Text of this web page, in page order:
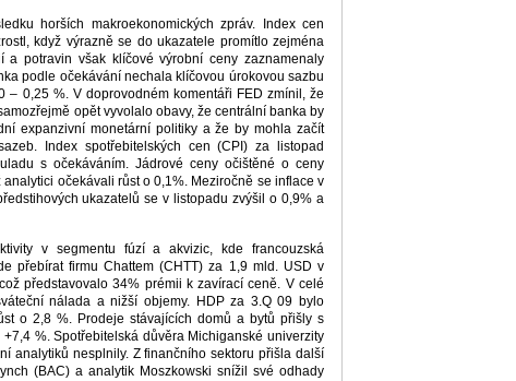
horších makroekonomických zpráv. Index cen
když výrazně se do ukazatele promítlo zejména
potravin však klíčové výrobní ceny zaznamenaly
podle očekávání nechala klíčovou úrokovou sazbu
0,25 %. V doprovodném komentáři FED zmínil, že
opět vyvolalo obavy, že centrální banka by
expanzivní monetární politiky a že by mohla začít
Index spotřebitelských cen (CPI) za listopad
s očekáváním. Jádrové ceny očištěné o ceny
očekávali růst o 0,1%. Meziročně se inflace v
ukazatelů se v listopadu zvýšil o 0,9% a
v segmentu fúzí a akvizic, kde francouzská
přebírat firmu Chattem (CHTT) za 1,9 mld. USD v
představovalo 34% prémii k zavírací ceně. V celé
nálada a nižší objemy. HDP za 3.Q 09 bylo
o 2,8 %. Prodeje stávajících domů a bytů přišly s
%. Spotřebitelská důvěra Michiganské univerzity
analytiků nesplnily. Z finančního sektoru přišla další
(BAC) a analytik Moszkowski snížil své odhady